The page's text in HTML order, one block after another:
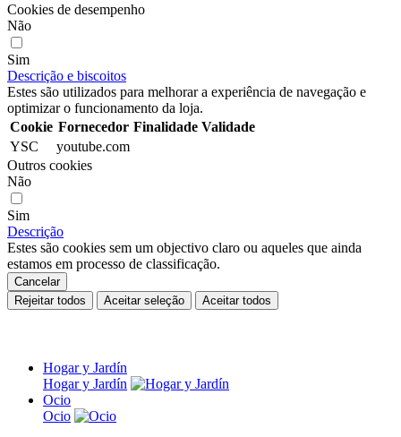
Cookies de desempenho
Não
Sim
Descrição e biscoitos
Estes são utilizados para melhorar a experiência de navegação e
optimizar o funcionamento da loja.
Cookie Fornecedor Finalidade Validade
YSC
youtube.com
Outros cookies
Não
Sim
Descrição
Estes são cookies sem um objectivo claro ou aqueles que ainda
estamos em processo de classificação.
Cancelar
Rejeitar todos
Aceitar seleção Aceitar todos
Hogar y Jardín
Hogar y Jardín
Ocio
Ocio